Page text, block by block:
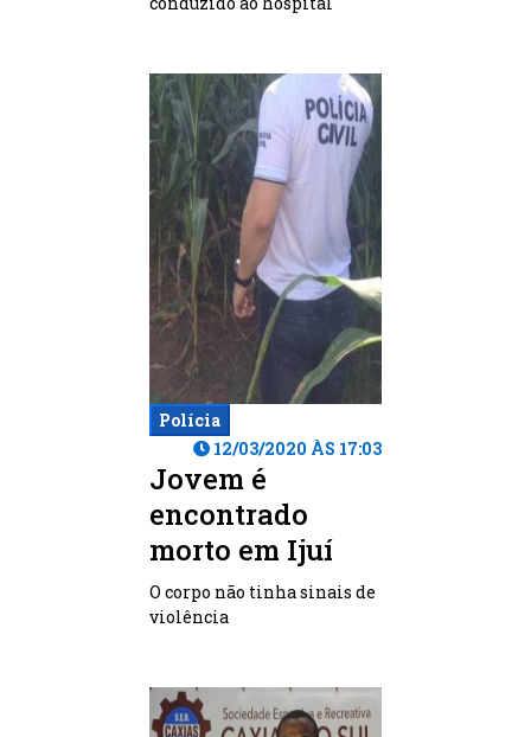
Polícia
12/03/2020 ÀS 17:03
Jovem é
encontrado
morto em Ijuí
O corpo não tinha sinais de
violência